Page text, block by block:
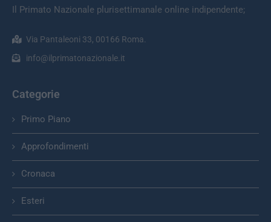
Il Primato Nazionale plurisettimanale online indipendente;
Via Pantaleoni 33, 00166 Roma.
info@ilprimatonazionale.it
Categorie
Primo Piano
Approfondimenti
Cronaca
Esteri